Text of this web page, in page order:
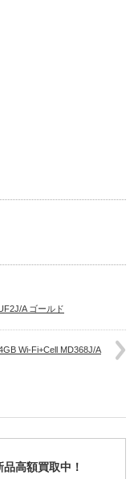
A ゴールド
Wi-Fi+Cell MD368J/A
高額買取中！